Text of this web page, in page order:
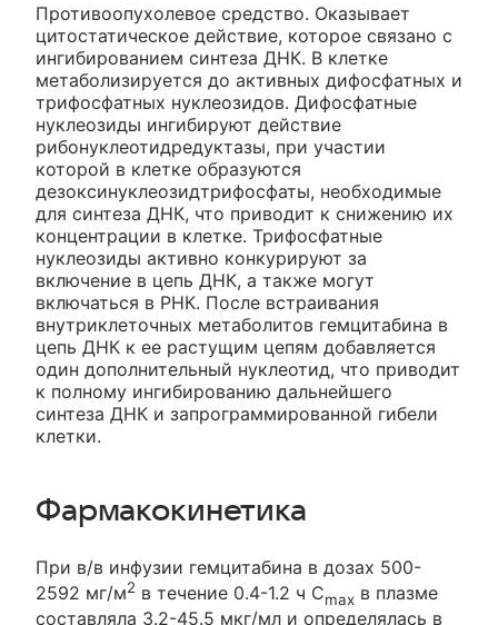
Противоопухолевое средство. Оказывает
цитостатическое действие, которое связано с
ингибированием синтеза ДНК. В клетке
метаболизируется до активных дифосфатных и
трифосфатных нуклеозидов. Дифосфатные
нуклеозиды ингибируют действие
рибонуклеотидредуктазы, при участии
которой в клетке образуются
дезоксинуклеозидтрифосфаты, необходимые
для синтеза ДНК, что приводит к снижению их
концентрации в клетке. Трифосфатные
нуклеозиды активно конкурируют за
включение в цепь ДНК, а также могут
включаться в РНК. После встраивания
внутриклеточных метаболитов гемцитабина в
цепь ДНК к ее растущим цепям добавляется
один дополнительный нуклеотид, что приводит
к полному ингибированию дальнейшего
синтеза ДНК и запрограммированной гибели
клетки.
Фармакокинетика
При в/в инфузии гемцитабина в дозах 500-
2592 мг/м2 в течение 0.4-1.2 ч Cmax в плазме
составляла 3.2-45.5 мкг/мл и определялась в